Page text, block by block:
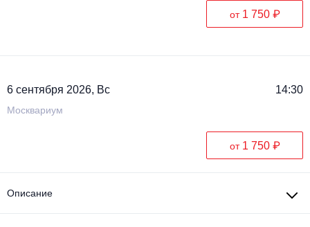
от 1 750 ₽
6 сентября 2026, Вс 14:30
Москвариум
от 1 750 ₽
Описание